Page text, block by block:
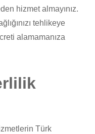
hizmet almayınız.
tehlikeye
alamamanıza
Türk